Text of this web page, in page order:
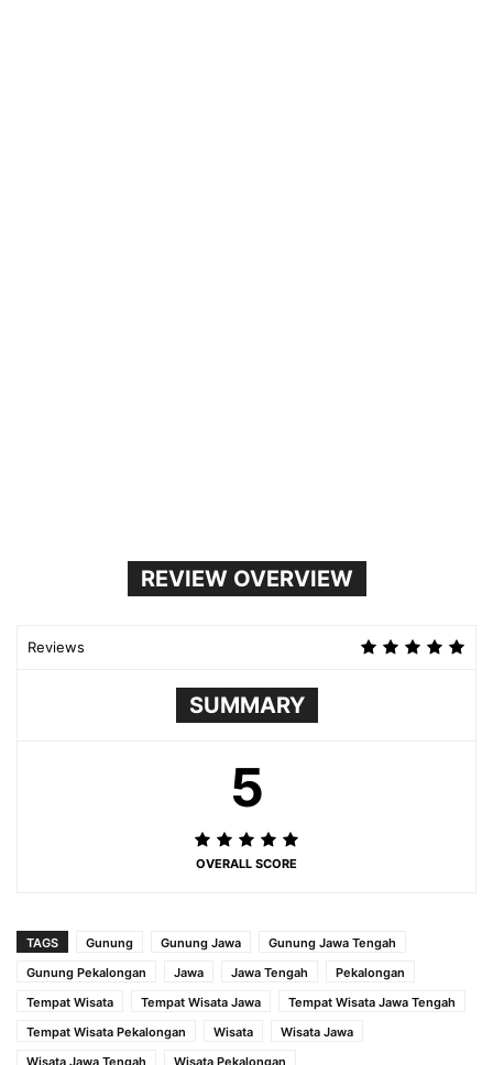
REVIEW OVERVIEW
Reviews
SUMMARY
5
OVERALL SCORE
TAGS Gunung Gunung Jawa
Gunung Jawa Tengah
Gunung Pekalongan
Jawa Jawa Tengah
Pekalongan
Tempat Wisata
Tempat Wisata Jawa
Tempat Wisata Jawa Tengah
Tempat Wisata Pekalongan
Wisata
Wisata Jawa
Wisata Jawa Tengah
Wisata Pekalongan